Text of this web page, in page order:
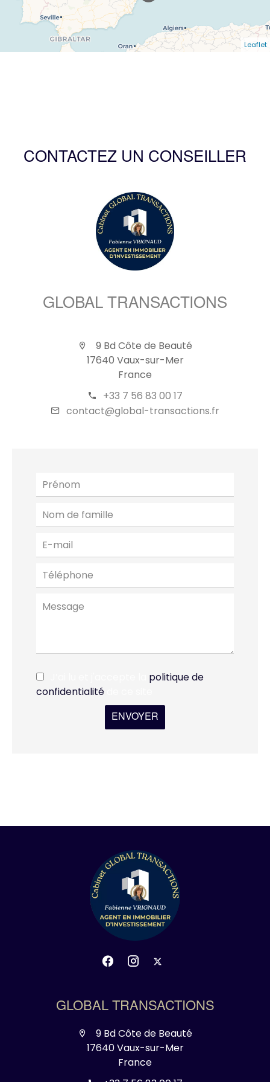
Leaflet
CONTACTEZ UN CONSEILLER
GLOBAL TRANSACTIONS
9 Bd Côte de Beauté
17640 Vaux-sur-Mer
France
+33 7 56 83 00 17
contact@global-transactions.fr
politique de
confidentialité
ENVOYER
GLOBAL TRANSACTIONS
9 Bd Côte de Beauté
17640 Vaux-sur-Mer
France